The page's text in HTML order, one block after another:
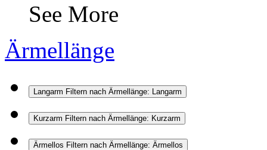
See More
Ärmellänge
Langarm Filtern nach Ärmellänge: Langarm
Kurzarm Filtern nach Ärmellänge: Kurzarm
Ärmellos Filtern nach Ärmellänge: Ärmellos